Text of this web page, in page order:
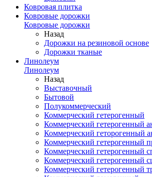
Ковровая плитка
Ковровые дорожки
Ковровые дорожки
Назад
Дорожки на резиновой основе
Дорожки тканые
Линолеум
Линолеум
Назад
Выставочный
Бытовой
Полукоммерческий
Коммерческий гетерогенный
Коммерческий гетерогенный
Коммерческий геторогенный
Коммерческий гетерогенный
Коммерческий гетерогенный
Коммерческий гетерогенный
Коммерческий гетерогенный